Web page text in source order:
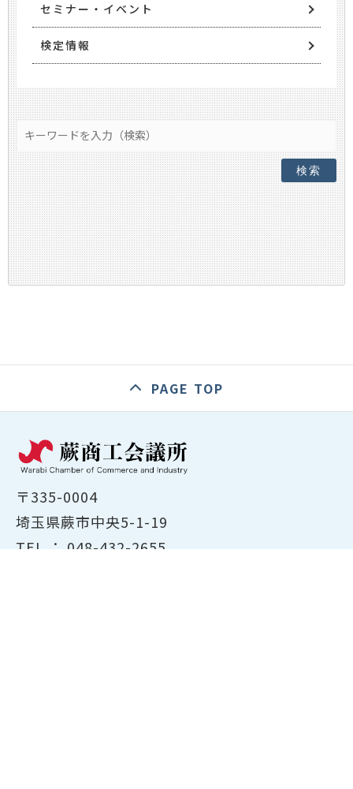
セミナー・イベント
検定情報
検索
PAGE TOP
〒335-0004
埼玉県蕨市中央5-1-19
TEL ： 048-432-2655